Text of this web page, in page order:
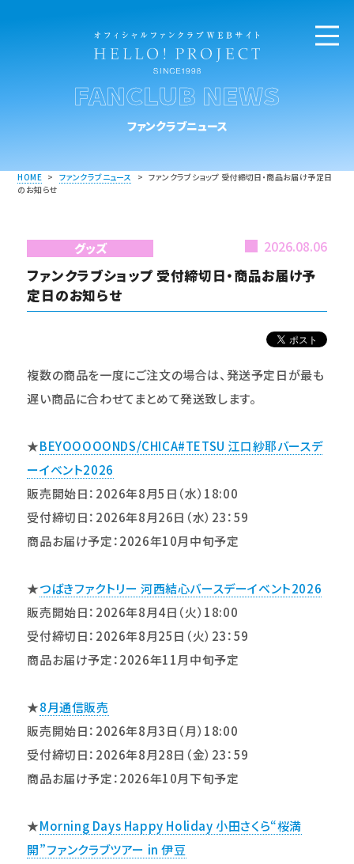
FANCLUB NEWS
ファンクラブニュース
HOME > ファンクラブニュース > ファンクラブショップ 受付締切日・商品お届け予定日
のお知らせ
グッズ 2026.08.06
ファンクラブショップ 受付締切日・商品お届け予
定日のお知らせ
複数の商品を一度にご注文の場合は、発送予定日が最も
遅い商品に合わせてまとめて発送致します。
★BEYOOOOONDS/CHICA#TETSU 江口紗耶バースデ
ーイベント2026
販売開始日：2026年8月5日（水）18:00
受付締切日：2026年8月26日（水）23：59
商品お届け予定：2026年10月中旬予定
★つばきファクトリー 河西結心バースデーイベント2026
販売開始日：2026年8月4日（火）18:00
受付締切日：2026年8月25日（火）23：59
商品お届け予定：2026年11月中旬予定
★8月通信販売
販売開始日：2026年8月3日（月）18:00
受付締切日：2026年8月28日（金）23：59
商品お届け予定：2026年10月下旬予定
★Morning Days Happy Holiday 小田さくら“桜満
開”ファンクラブツアー in 伊豆